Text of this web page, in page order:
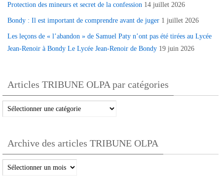
Protection des mineurs et secret de la confession 14 juillet 2026
Bondy : Il est important de comprendre avant de juger 1 juillet 2026
Les leçons de « l’abandon » de Samuel Paty n’ont pas été tirées au Lycée
Jean-Renoir à Bondy Le Lycée Jean-Renoir de Bondy 19 juin 2026
Articles TRIBUNE OLPA par catégories
Articles
TRIBUNE
par
catégories
Archive des articles TRIBUNE OLPA
Archive
des